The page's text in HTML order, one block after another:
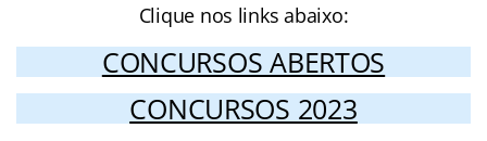
Clique nos links abaixo:
CONCURSOS ABERTOS
CONCURSOS 2023